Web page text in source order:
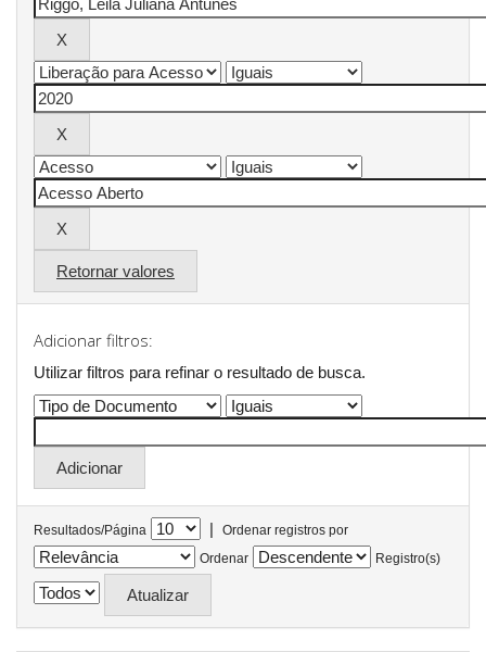
Retornar valores
Adicionar filtros:
Utilizar filtros para refinar o resultado de busca.
Resultados/Página |
Ordenar registros por
Ordenar
Registro(s)